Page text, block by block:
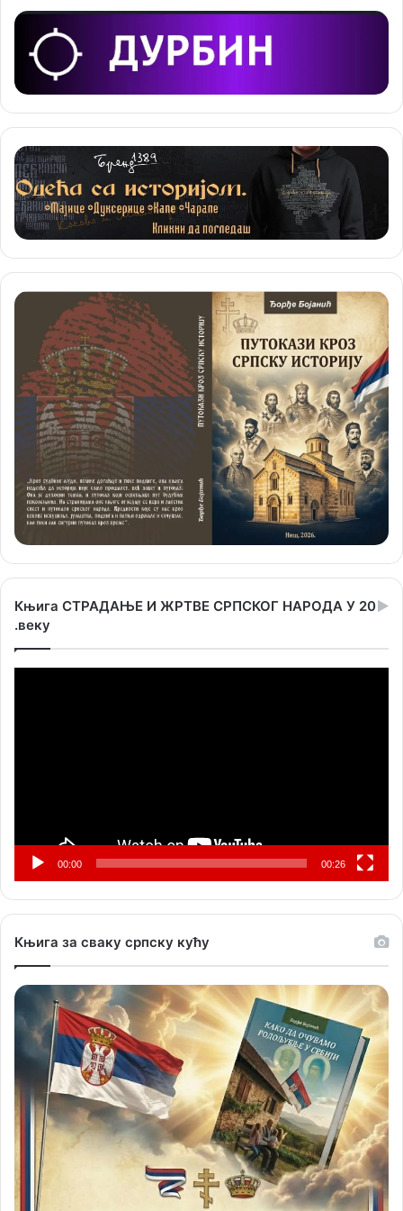
Књига СТРАДАЊЕ И ЖРТВЕ СРПСКОГ НАРОДА У 20
.веку
00:00 00:26
Књига за сваку српску кућу